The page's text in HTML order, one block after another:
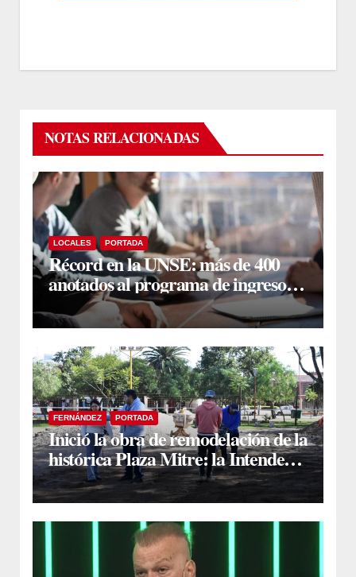
NOTAS RELACIONADAS
LOCALES PORTADA
Récord en la UNSE: más de 400
anotados al programa de ingreso
sin secundario
FERNÁNDEZ PORTADA
Inició la obra de remodelación de la
histórica Plaza Mitre: la Intendente
Yanina Iturre supervisó los
primeros trabajos